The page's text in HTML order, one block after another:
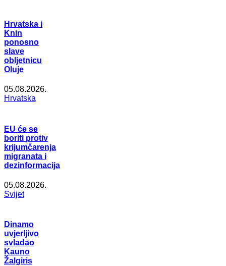
Hrvatska i
Knin
ponosno
slave
obljetnicu
Oluje
05.08.2026.
Hrvatska
EU će se
boriti protiv
krijumčarenja
migranata i
dezinformacija
05.08.2026.
Svijet
Dinamo
uvjerljivo
svladao
Kauno
Žalgiris